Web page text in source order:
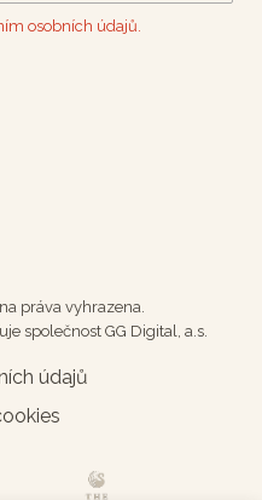
osobních údajů.
práva vyhrazena.
společnost GG Digital, a.s.
údajů